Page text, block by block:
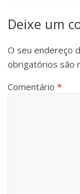
Deixe um
O seu endereço
obrigatórios são
Comentário*